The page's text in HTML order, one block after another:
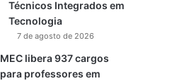
Técnicos Integrados em
Tecnologia
7 de agosto de 2026
MEC libera 937 cargos
para professores em